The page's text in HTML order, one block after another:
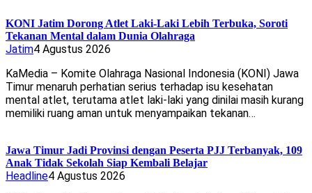
KONI Jatim Dorong Atlet Laki-Laki Lebih Terbuka, Soroti
Tekanan Mental dalam Dunia Olahraga
Jatim4 Agustus 2026
KaMedia – Komite Olahraga Nasional Indonesia (KONI) Jawa
Timur menaruh perhatian serius terhadap isu kesehatan
mental atlet, terutama atlet laki-laki yang dinilai masih kurang
memiliki ruang aman untuk menyampaikan tekanan…
Jawa Timur Jadi Provinsi dengan Peserta PJJ Terbanyak, 109
Anak Tidak Sekolah Siap Kembali Belajar
Headline4 Agustus 2026